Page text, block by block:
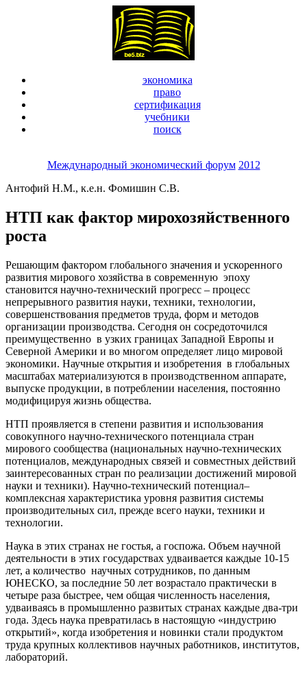
экономика
право
сертификация
учебники
поиск
Международный экономический форум 2012
Антофий Н.М., к.е.н. Фомишин С.В.
НТП как фактор мирохозяйственного
роста
Решающим фактором глобального значения и ускоренного
развития мирового хозяйства в современную эпоху
становится научно-технический прогресс – процесс
непрерывного развития науки, техники, технологии,
совершенствования предметов труда, форм и методов
организации производства. Сегодня он сосредоточился
преимущественно в узких границах Западной Европы и
Северной Америки и во многом определяет лицо мировой
экономики. Научные открытия и изобретения в глобальных
масштабах материализуются в производственном аппарате,
выпуске продукции, в потреблении населения, постоянно
модифицируя жизнь общества.
НТП проявляется в степени развития и использования
совокупного научно-технического потенциала стран
мирового сообщества (национальных научно-технических
потенциалов, международных связей и совместных действий
заинтересованных стран по реализации достижений мировой
науки и техники). Научно-технический потенциал–
комплексная характеристика уровня развития системы
производительных сил, прежде всего науки, техники и
технологии.
Наука в этих странах не гостья, а госпожа. Объем научной
деятельности в этих государствах удваивается каждые 10-15
лет, а количество научных сотрудников, по данным
ЮНЕСКО, за последние 50 лет возрастало практически в
четыре раза быстрее, чем общая численность населения,
удваиваясь в промышленно развитых странах каждые два-три
года. Здесь наука превратилась в настоящую «индустрию
открытий», когда изобретения и новинки стали продуктом
труда крупных коллективов научных работников, институтов,
лабораторий.